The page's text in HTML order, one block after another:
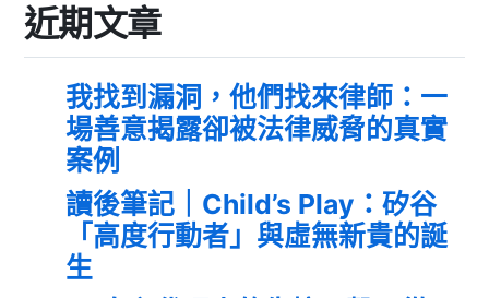
近期文章
我找到漏洞，他們找來律師：一
場善意揭露卻被法律威脅的真實
案例
讀後筆記｜Child’s Play：矽谷
「高度行動者」與虛無新貴的誕
生